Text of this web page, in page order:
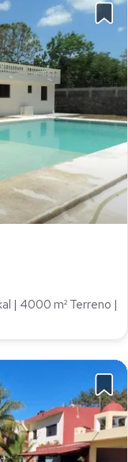
| 4000 m² Terreno |